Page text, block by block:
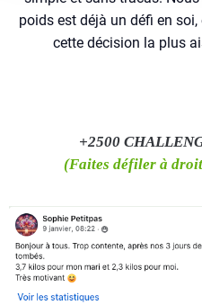
poids est déjà un défi en
cette décision la plus
+2500
(Faites défiler à